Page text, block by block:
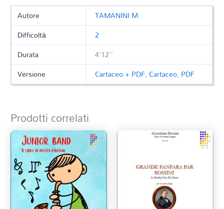
Autore
TAMANINI M.
Difficoltà
2
Durata
4'12''
Versione
Cartaceo + PDF,Cartaceo, PDF
Prodotti correlati